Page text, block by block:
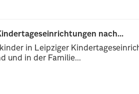
nach...
in Leipziger
und in der Familie...